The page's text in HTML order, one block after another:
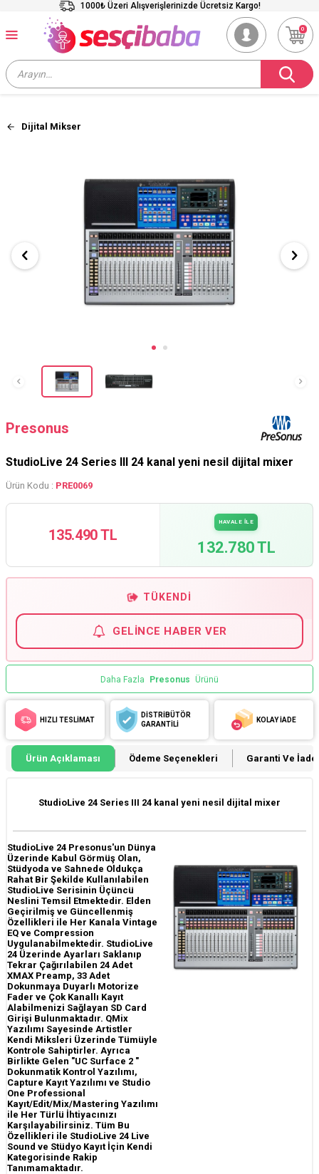
1000₺ Üzeri Alışverişlerinizde Ücretsiz Kargo!
0
Dijital Mikser
Presonus
StudioLive 24 Series III 24 kanal yeni nesil dijital mixer
Ürün Kodu : PRE0069
135.490 TL
HAVALE İLE
132.780 TL
TÜKENDI
GELINCE HABER VER
Daha Fazla Presonus Ürünü
HIZLI TESLİMAT
DİSTRİBÜTÖR
GARANTİLİ
KOLAY İADE
Ürün Açıklaması Ödeme Seçenekleri Garanti Ve İade
StudioLive 24 Series III 24 kanal yeni nesil dijital mixer
StudioLive 24 Presonus'un Dünya
Üzerinde Kabul Görmüş Olan,
Stüdyoda ve Sahnede Oldukça
Rahat Bir Şekilde Kullanılabilen
StudioLive Serisinin Üçüncü
Neslini Temsil Etmektedir. Elden
Geçirilmiş ve Güncellenmiş
Özellikleri ile Her Kanala Vintage
EQ ve Compression
Uygulanabilmektedir. StudioLive
24 Üzerinde Ayarları Saklanıp
Tekrar Çağırılabilen 24 Adet
XMAX Preamp, 33 Adet
Dokunmaya Duyarlı Motorize
Fader ve Çok Kanallı Kayıt
Alabilmenizi Sağlayan SD Card
Girişi Bulunmaktadır. QMix
Yazılımı Sayesinde Artistler
Kendi Miksleri Üzerinde Tümüyle
Kontrole Sahiptirler. Ayrıca
Birlikte Gelen "UC Surface 2 "
Dokunmatik Kontrol Yazılımı,
Capture Kayıt Yazılımı ve Studio
One Professional
Kayıt/Edit/Mix/Mastering Yazılımı
ile Her Türlü İhtiyacınızı
Karşılayabilirsiniz. Tüm Bu
Özellikleri ile StudioLive 24 Live
Sound ve Stüdyo Kayıt İçin Kendi
Kategorisinde Rakip
Tanımamaktadır.